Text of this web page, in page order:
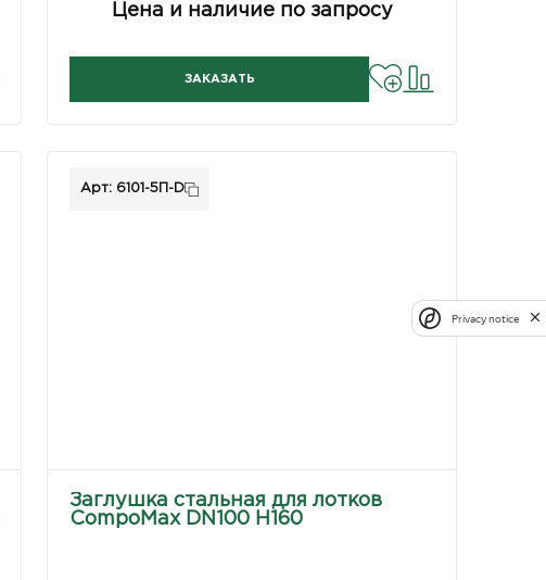
Цена и наличие по запросу
ЗАКАЗАТЬ
Арт: 6101-5П-D
Заглушка стальная для лотков
CompoMax DN100 H160
Privacy notice